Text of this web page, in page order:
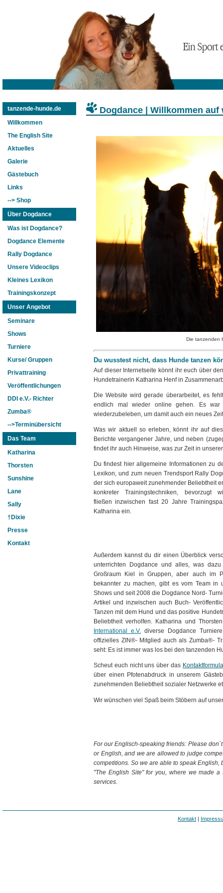
tanzende-hunde.de
Willkommen
The English Site
Aktuelles
Galerie
Gästebuch
Links
--> Shop
Über Dogdance
Was ist Dogdance?
Dogdance Elemente
Rally Dogdance
Unsere Videoclips
Kleines Lexikon
Trainingskonzept
Unser Angebot
Seminare
Shows
Turniere
Kurse/ Gruppen
Privattraining
Veröffentlichungen
DDI e.V.- Richter
Zumba®
-->Terminübersicht
Das Team
Katharina
Thorsten
Sunshine
Lane
Sally
†Dixie
Presse
Kontakt
Dogdance | Willkommen auf
Die tanzenden
Du wusstest nicht, dass Hunde tanzen
Auf dieser Internetseite könnt ihr euch über
Hundetrainerin Katharina Henf in
Die Website wird gerade überarbeitet, es
endlich mal wieder online gehen. Es war
wiederzubeleben, um damit auch ein neues
Was wir aktuell so erleben, könnt ihr auf
Berichte vergangener Jahre, und neben
findet ihr auch Hinweise, was zur Zeit in
Du findest hier allgemeine Informationen zu
Lexikon, und zum neuen Trendsport Rally
der sich europaweit zunehmender Beliebtheit
konkreter Trainingstechniken,
fließen inzwischen fast 20 Jahre
Katharina ein.
Außerdem kannst du dir einen Überblick
unterrichten Dogdance und alles, was
Großraum Kiel in Gruppen, aber auch im
bekannter zu machen, gibt es vom Team in
Shows und seit 2008 die Dogdance Nord-
Artikel und inzwischen auch Buch-
Tanzen mit dem Hund und das positive
Beliebtheit verholfen. Katharina und
International e.V.diverse Dogdance
offizielles ZIN®- Mitglied auch als Zumba®-
seht: Es ist immer was los bei den tanzenden
Scheut euch nicht uns über das
über einen Pfotenabdruck in unserem
zunehmenden Beliebtheit sozialer Netzwerke
Wir wünschen viel Spaß beim Stöbern auf
For our Englisch-speaking friends: Please
or English, and we are allowed to judge
competitions. So we are able to speak English,
"The English Site" for you, where we made
services.
Kontakt |